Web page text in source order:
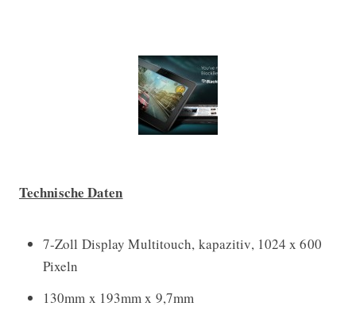
Technische Daten
7-Zoll Display Multitouch, kapazitiv, 1024 x 600
Pixeln
130mm x 193mm x 9,7mm